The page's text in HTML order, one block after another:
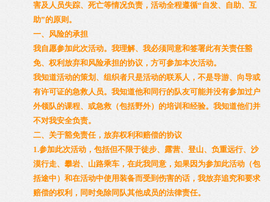
害及人员失踪、死亡等情况负责，活动全程遵循“自发、自助、互
助”的原则。
一、风险的承担
我自愿参加此次活动。我理解、我必须同意和签署此有关责任豁
免、权利放弃和风险承担的协议，方可参加本次活动。
我知道活动的策划、组织者只是活动的联系人，不是导游、向导或
有许可证的急救人员。我知道他和同行的队友可能并没有参加过户
外领队的课程、或急救（包括野外）的培训和经验。我知道他们并
不对我安全负责。
二、关于豁免责任，放弃权利和赔偿的协议
1.参加此次活动，包括但不限于徒步、露营、登山、负重远行、沙
漠行走、攀岩、山路乘车，在此我同意，如果因为参加此活动（包
括途中）和在活动中使用装备而受到伤害的话，我放弃追究和要求
赔偿的权利，同时免除同队其他成员的法律责任。